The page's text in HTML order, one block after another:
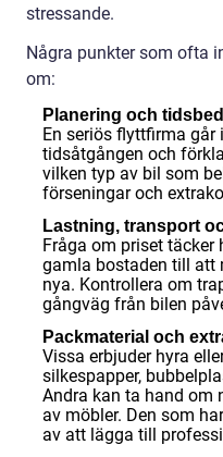
stressande.
Några punkter som ofta
om:
Planering och
En seriös flyttfirma
tidsåtgången och
vilken typ av bil som
förseningar och
Lastning, transport
Fråga om priset täcker
gamla bostaden till att
nya. Kontrollera om
gångväg från bilen
Packmaterial och
Vissa erbjuder hyra
silkespapper,
Andra kan ta hand om
av möbler. Den som
av att lägga till